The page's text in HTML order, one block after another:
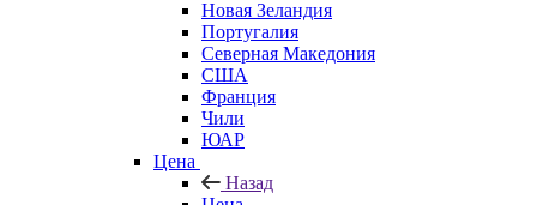
Новая Зеландия
Португалия
Северная Македония
США
Франция
Чили
ЮАР
Цена
Назад